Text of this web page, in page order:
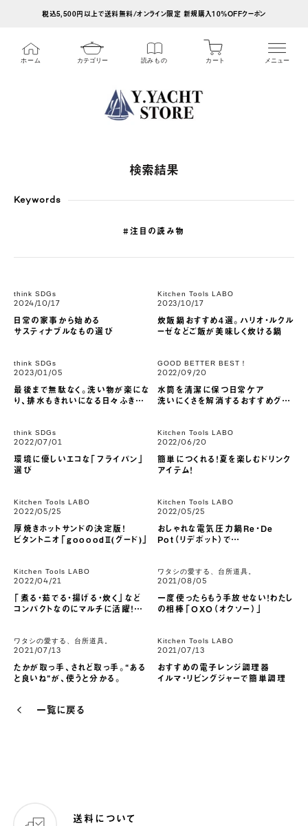
税込5,500円以上で送料無料/オンライン限定 新規購入10%OFFクーポン
ホーム カテゴリー 読みもの カート メニュー
検索結果
Keywords
#注目の読み物
think SDGs
2024/10/17
日常の家事から始める
サスティナブルなもの選び
Kitchen Tools LABO
2023/10/17
炊飯鍋おすすめ4選。ハリオ・ルクル
ーゼなどご飯が美味しく炊ける鍋
think SDGs
2023/01/05
最後まで無駄なく。洗い物が楽にな
り、排水もきれいになる日々ふきん
GOOD BETTER BEST！
2022/09/20
水筒を清潔に保つ日常ケア
洗いにくさを解消するおすすめグッ
think SDGs
2022/07/01
環境に優しいエコな「フライパン」
選び
Kitchen Tools LABO
2022/06/20
簡単につくれる！夏を楽しむドリンク
アイテム！
Kitchen Tools LABO
2022/05/25
厚焼きホットサンドの決定版！
ビタントニオ「goooodⅡ(グード)」
Kitchen Tools LABO
2022/05/25
おしゃれな電気圧力鍋Re・De
Pot（リデポット）で
Kitchen Tools LABO
2022/04/21
「煮る・茹でる・揚げる・炊く」など
コンパクトなのにマルチに活躍！
ワタシの愛する、台所道具。
2021/08/05
一度使ったらもう手放せない！わたし
の相棒「OXO（オクソー）」
ワタシの愛する、台所道具。
2021/07/13
たかが取っ手、されど取っ手。“ある
と良いね”が、使うと分かる。
Kitchen Tools LABO
2021/07/13
おすすめの電子レンジ調理器
イルマ・リビングジャーで簡単調理
一覧に戻る
送料について